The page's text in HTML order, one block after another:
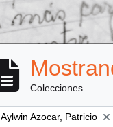
Colecciones
Remove filter:
Aylwin Azocar, Patricio